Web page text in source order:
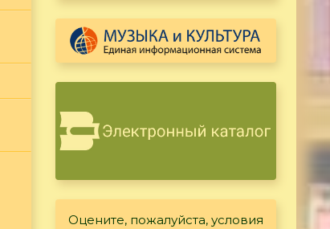
Оцените, пожалуйста, условия